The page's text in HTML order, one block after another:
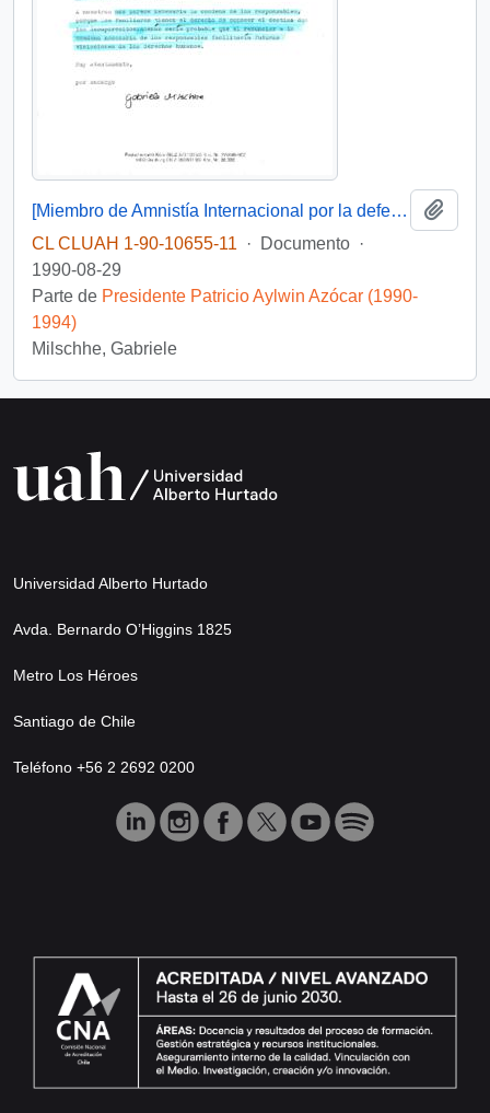
[Miembro de Amnistía Internacional por la defensa de los detenidos desaparecidos en Chile felicita por la creación de la Comisión de de Verdad y Reconciliación]
CL CLUAH 1-90-10655-11
· Documento ·
1990-08-29
Parte de Presidente Patricio Aylwin Azócar (1990-
1994)
Milschhe, Gabriele
Universidad Alberto Hurtado
Avda. Bernardo O’Higgins 1825
Metro Los Héroes
Santiago de Chile
Teléfono +56 2 2692 0200